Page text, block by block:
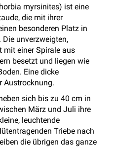
myrsinites) ist eine
die mit ihrer
besonderen Platz in
unverzweigten,
mit einer Spirale aus
besetzt und liegen wie
Eine dicke
Austrocknung.
sich bis zu 40 cm in
März und Juli ihre
leuchtende
Triebe nach
die übrigen das ganze